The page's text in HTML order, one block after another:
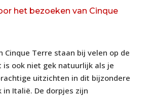
het bezoeken van Cinque
Cinque Terre staan bij velen op de
is ook niet gek natuurlijk als je
uitzichten in dit bijzondere
in Italië. De dorpjes zijn